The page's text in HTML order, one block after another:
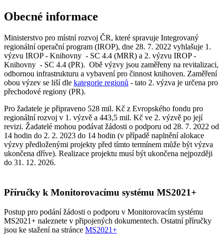
Obecné informace
Ministerstvo pro místní rozvoj ČR, které spravuje Integrovaný
regionální operační program (IROP), dne 28. 7. 2022 vyhlašuje 1.
výzvu IROP - Knihovny - SC 4.4 (MRR) a 2. výzvu IROP -
Knihovny - SC 4.4 (PR). Obě výzvy jsou zaměřeny na revitalizaci,
odbornou infrastrukturu a vybavení pro činnost knihoven. Zaměření
obou výzev se liší dle kategorie regionů - tato 2. výzva je určena pro
přechodové regiony (PR).
​Pro žadatele je připraveno 528 mil. Kč z Evropského fondu pro
regionální rozvoj v 1. výzvě a 443,5 mil. Kč ve 2. výzvě po její
revizi. Žadatelé mohou podávat žádosti o podporu od 28. 7. 2022 od
14 hodin do 2. 2. 2023 do 14 hodin (v případě naplnění alokace
výzvy předloženými projekty před tímto termínem může být výzva
ukončena dříve). Realizace projektu musí být ukončena nejpozději
do 31. 12. 2026.
Příručky k Monitorovacímu systému MS2021+
Postup pro podání žádosti o podporu v Monitorovacím systému
MS2021+ naleznete v připojených dokumentech. Ostatní příručky
jsou ke stažení na stránce MS2021+